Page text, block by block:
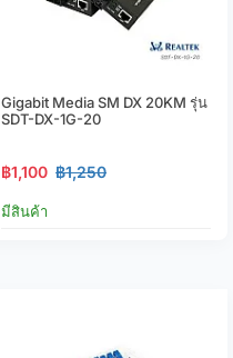
Gigabit Media SM DX 20KM รุ่น
SDT-DX-1G-20
฿1,100 ฿1,250
มีสินค้า